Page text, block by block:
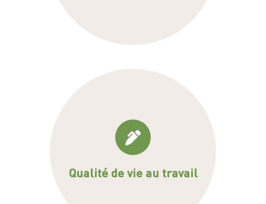
Qualité de vie au travail
Stress au travail, risques psycho-
sociaux, burn out, mieux être au
travail
En savoir plus >